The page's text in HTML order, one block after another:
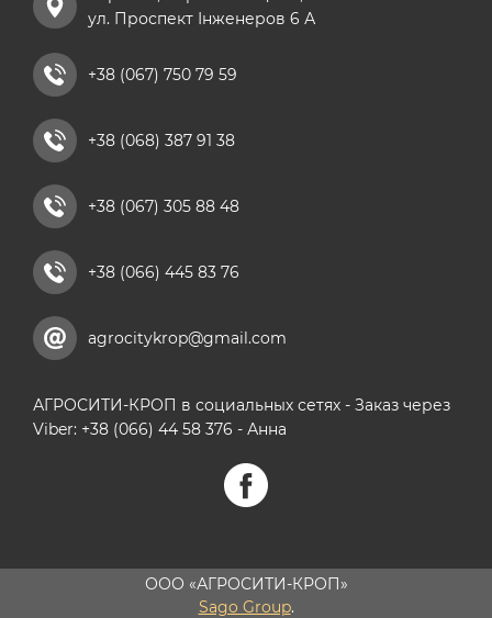
ул. Проспект Інженеров 6 А
+38 (067) 750 79 59
+38 (068) 387 91 38
+38 (067) 305 88 48
+38 (066) 445 83 76
agrocitykrop@gmail.com
АГРОСИТИ-КРОП в социальных сетях - Заказ через
Viber: +38 (066) 44 58 376 - Анна
ООО «АГРОСИТИ-КРОП»
Sago Group.